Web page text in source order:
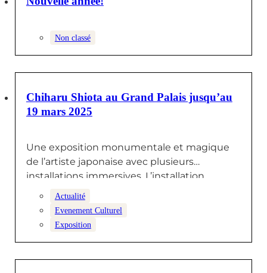
Non classé
26 DÉCEMBRE 2024
Chiharu Shiota au Grand Palais jusqu’au
19 mars 2025
Une exposition monumentale et magique
de l’artiste japonaise avec plusieurs
installations immersives. L’installation
Actualité
Evenement Culturel
Exposition